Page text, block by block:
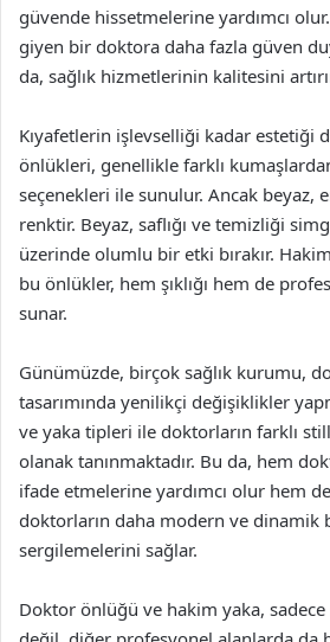
güvende hissetmelerine yardımcı
giyen bir doktora daha fazla güven
da, sağlık hizmetlerinin kalitesini
Kıyafetlerin işlevselliği kadar estetiği
önlükleri, genellikle farklı
seçenekleri ile sunulur. Ancak beyaz,
renktir. Beyaz, saflığı ve temizliği
üzerinde olumlu bir etki bırakır.
bu önlükler, hem şıklığı hem de
sunar.
Günümüzde, birçok sağlık kurumu,
tasarımında yenilikçi değişiklikler
ve yaka tipleri ile doktorların farklı
olanak tanınmaktadır. Bu da, hem
ifade etmelerine yardımcı olur hem
doktorların daha modern ve dinamik
sergilemelerini sağlar.
Doktor önlüğü ve hakim yaka, sadece